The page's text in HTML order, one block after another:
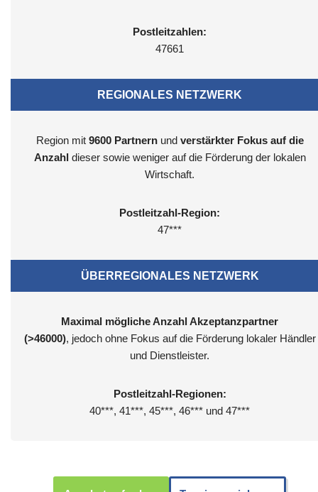
Postleitzahlen:
47661
REGIONALES NETZWERK
Region mit 9600 Partnernund verstärkter Fokus auf die
Anzahl dieser sowie weniger auf die Förderung der lokalen
Wirtschaft.
Postleitzahl-Region:
47***
ÜBERREGIONALES NETZWERK
Maximal mögliche Anzahl Akzeptanzpartner
(>46000), jedoch ohne Fokus auf die Förderung lokaler Händler
und Dienstleister.
Postleitzahl-Regionen:
40***, 41***, 45***, 46*** und 47***